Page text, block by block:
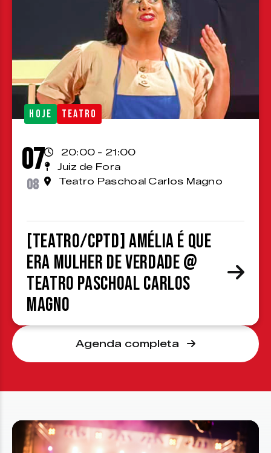
HOJE TEATRO
07
08
20:00 - 21:00
Juiz de Fora
Teatro Paschoal Carlos Magno
[TEATRO/CPTD] Amélia é que
era mulher de verdade @
Teatro Paschoal Carlos
Magno
Agenda completa